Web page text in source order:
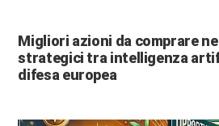
Migliori azioni da comprare
strategici tra intelligenza
difesa europea